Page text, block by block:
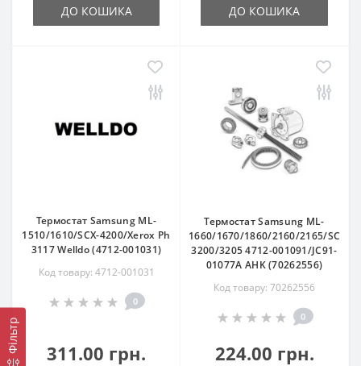
Фільтр
ДО КОШИКА ДО КОШИКА
Термостат Samsung ML-
1510/1610/SCX-4200/Xerox Ph
3117 Welldo (4712-001031)
Код товару: 4712-001031
0
311.00 грн.
Термостат Samsung ML-
1660/1670/1860/2160/2165/SCX-
3200/3205 4712-001091/JC91-
01077A AHK (70262556)
Код товару: 70262556
0
224.00 грн.